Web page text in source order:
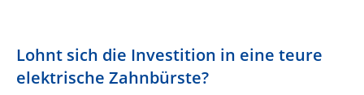
Lohnt sich die Investition in eine teure
elektrische Zahnbürste?